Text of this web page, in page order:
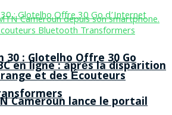
en ligne : après la disparition
Cameroun lance le portail
30 : Glotelho Offre 30 Go
et des Écouteurs